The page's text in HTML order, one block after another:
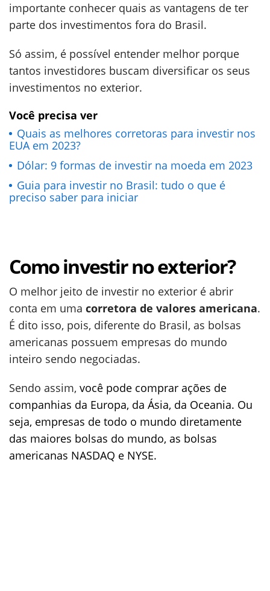
importante conhecer quais as vantagens de ter
parte dos investimentos fora do Brasil.
Só assim, é possível entender melhor porque
tantos investidores buscam diversificar os seus
investimentos no exterior.
Você precisa ver
Quais as melhores corretoras para investir nos
EUA em 2023?
Dólar: 9 formas de investir na moeda em 2023
Guia para investir no Brasil: tudo o que é
preciso saber para iniciar
Como investir no exterior?
O melhor jeito de investir no exterior é abrir
conta em uma corretora de valores americana.
É dito isso, pois, diferente do Brasil, as bolsas
americanas possuem empresas do mundo
inteiro sendo negociadas.
Sendo assim, você pode comprar ações de
companhias da Europa, da Ásia, da Oceania. Ou
seja, empresas de todo o mundo diretamente
das maiores bolsas do mundo, as bolsas
americanas NASDAQ e NYSE.